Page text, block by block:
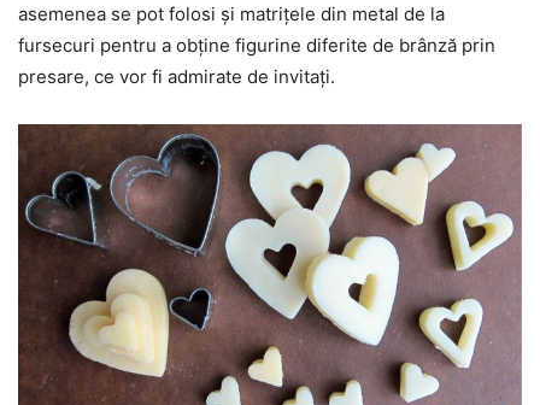
asemenea se pot folosi și matrițele din metal de la
fursecuri pentru a obține figurine diferite de brânză prin
presare, ce vor fi admirate de invitați.